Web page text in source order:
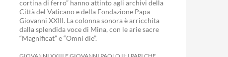
cortina di ferro” hanno attinto agli archivi della
Città del Vaticano e della Fondazione Papa
Giovanni XXIII. La colonna sonora è arricchita
dalla splendida voce di Mina, con le arie sacre
“Magnificat” e “Omni die”.